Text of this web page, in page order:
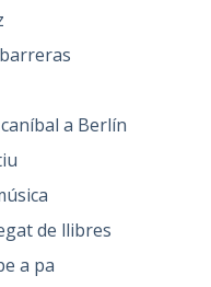
a Berlín
de llibres
a pa